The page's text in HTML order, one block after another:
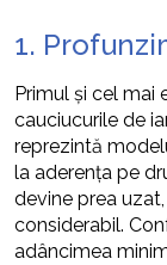
1.
Primul și cel
cauciucurile de
reprezintă
la aderența pe
devine prea
considerabil.
adâncimea